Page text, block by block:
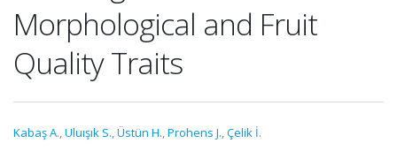
Morphological and Fruit
Quality Traits
Kabaş A.,Uluışık S.,Üstün H.,Prohens J.,Çelik İ.